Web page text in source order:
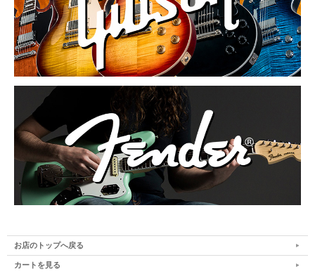
お店のトップへ戻る
カートを見る